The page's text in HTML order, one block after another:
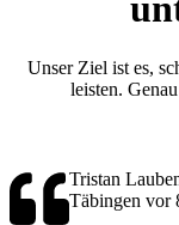
Unser Ziel ist es,
leisten.
Tristan
Täbingen vor